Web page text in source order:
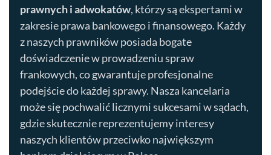
prawnych i adwokatów, którzy są ekspertami w
zakresie prawa bankowego i finansowego. Każdy
z naszych prawników posiada bogate
doświadczenie w prowadzeniu spraw
frankowych, co gwarantuje profesjonalne
podejście do każdej sprawy. Nasza kancelaria
może się pochwalić licznymi sukcesami w sądach,
gdzie skutecznie reprezentujemy interesy
naszych klientów przeciwko największym